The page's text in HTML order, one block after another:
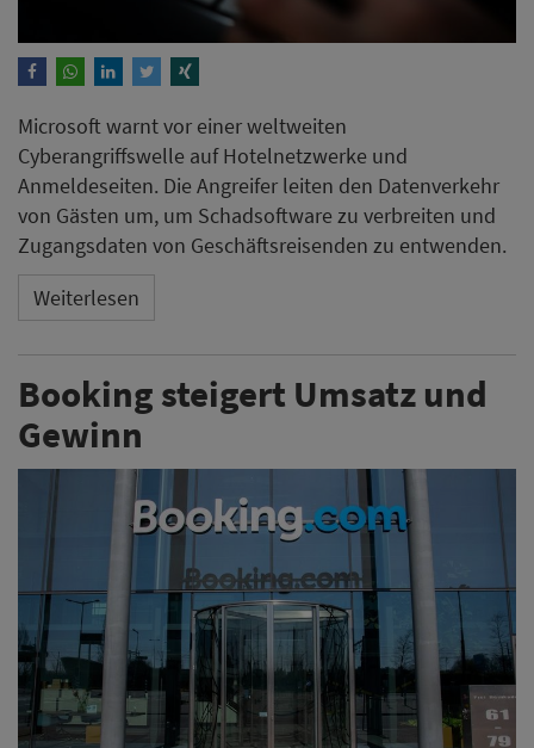
Microsoft warnt vor einer weltweiten
Cyberangriffswelle auf Hotelnetzwerke und
Anmeldeseiten. Die Angreifer leiten den Datenverkehr
von Gästen um, um Schadsoftware zu verbreiten und
Zugangsdaten von Geschäftsreisenden zu entwenden.
Weiterlesen
Booking steigert Umsatz und
Gewinn